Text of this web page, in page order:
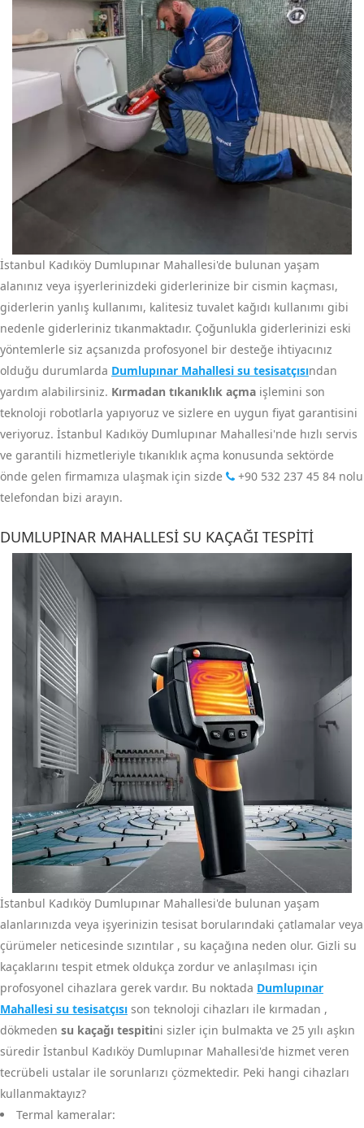
İstanbul Kadıköy Dumlupınar Mahallesi'de bulunan yaşam
alanınız veya işyerlerinizdeki giderlerinize bir cismin kaçması,
giderlerin yanlış kullanımı, kalitesiz tuvalet kağıdı kullanımı gibi
nedenle giderleriniz tıkanmaktadır. Çoğunlukla giderlerinizi eski
yöntemlerle siz açsanızda profosyonel bir desteğe ihtiyacınız
olduğu durumlarda Dumlupınar Mahallesi su tesisatçısından
yardım alabilirsiniz. Kırmadan tıkanıklık açma işlemini son
teknoloji robotlarla yapıyoruz ve sizlere en uygun fiyat garantisini
veriyoruz. İstanbul Kadıköy Dumlupınar Mahallesi'nde hızlı servis
ve garantili hizmetleriyle tıkanıklık açma konusunda sektörde
önde gelen firmamıza ulaşmak için sizde
+90 532 237 45 84 nolu
telefondan bizi arayın.
DUMLUPINAR MAHALLESI SU KAÇAĞI TESPITI
İstanbul Kadıköy Dumlupınar Mahallesi'de bulunan yaşam
alanlarınızda veya işyerinizin tesisat borularındaki çatlamalar veya
çürümeler neticesinde sızıntılar , su kaçağına neden olur. Gizli su
kaçaklarını tespit etmek oldukça zordur ve anlaşılması için
profosyonel cihazlara gerek vardır. Bu noktada Dumlupınar
Mahallesi su tesisatçısı son teknoloji cihazları ile kırmadan ,
dökmeden su kaçağı tespitini sizler için bulmakta ve 25 yılı aşkın
süredir İstanbul Kadıköy Dumlupınar Mahallesi'de hizmet veren
tecrübeli ustalar ile sorunlarızı çözmektedir. Peki hangi cihazları
kullanmaktayız?
Termal kameralar: